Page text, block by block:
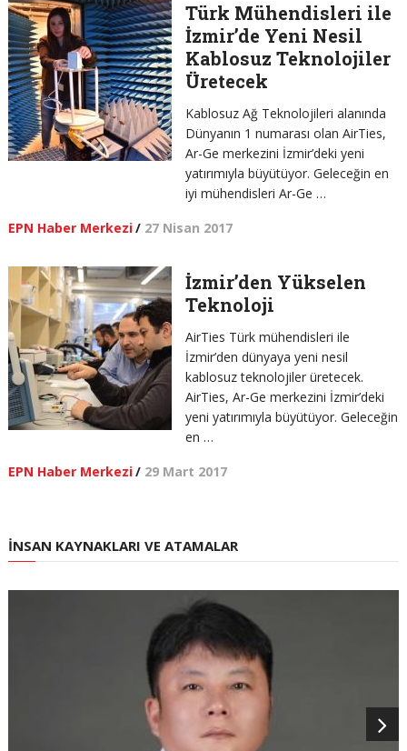
Türk Mühendisleri ile
İzmir’de Yeni Nesil
Kablosuz Teknolojiler
Üretecek
Kablosuz Ağ Teknolojileri alanında
Dünyanın 1 numarası olan AirTies,
Ar-Ge merkezini İzmir’deki yeni
yatırımıyla büyütüyor. Geleceğin en
iyi mühendisleri Ar-Ge …
EPN Haber Merkezi/ 27 Nisan 2017
İzmir’den Yükselen
Teknoloji
AirTies Türk mühendisleri ile
İzmir’den dünyaya yeni nesil
kablosuz teknolojiler üretecek.
AirTies, Ar-Ge merkezini İzmir’deki
yeni yatırımıyla büyütüyor. Geleceğin
en …
EPN Haber Merkezi/ 29 Mart 2017
İNSAN KAYNAKLARI VE ATAMALAR